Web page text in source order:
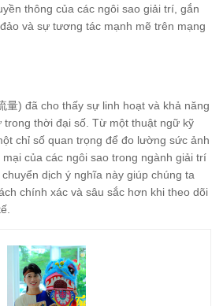
thông của các ngôi sao giải trí, gắn
và sự tương tác mạnh mẽ trên mạng
量) đã cho thấy sự linh hoạt và khả năng
thời đại số. Từ một thuật ngữ kỹ
chỉ số quan trọng để đo lường sức ảnh
của các ngôi sao trong ngành giải trí
dịch ý nghĩa này giúp chúng ta
chính xác và sâu sắc hơn khi theo dõi